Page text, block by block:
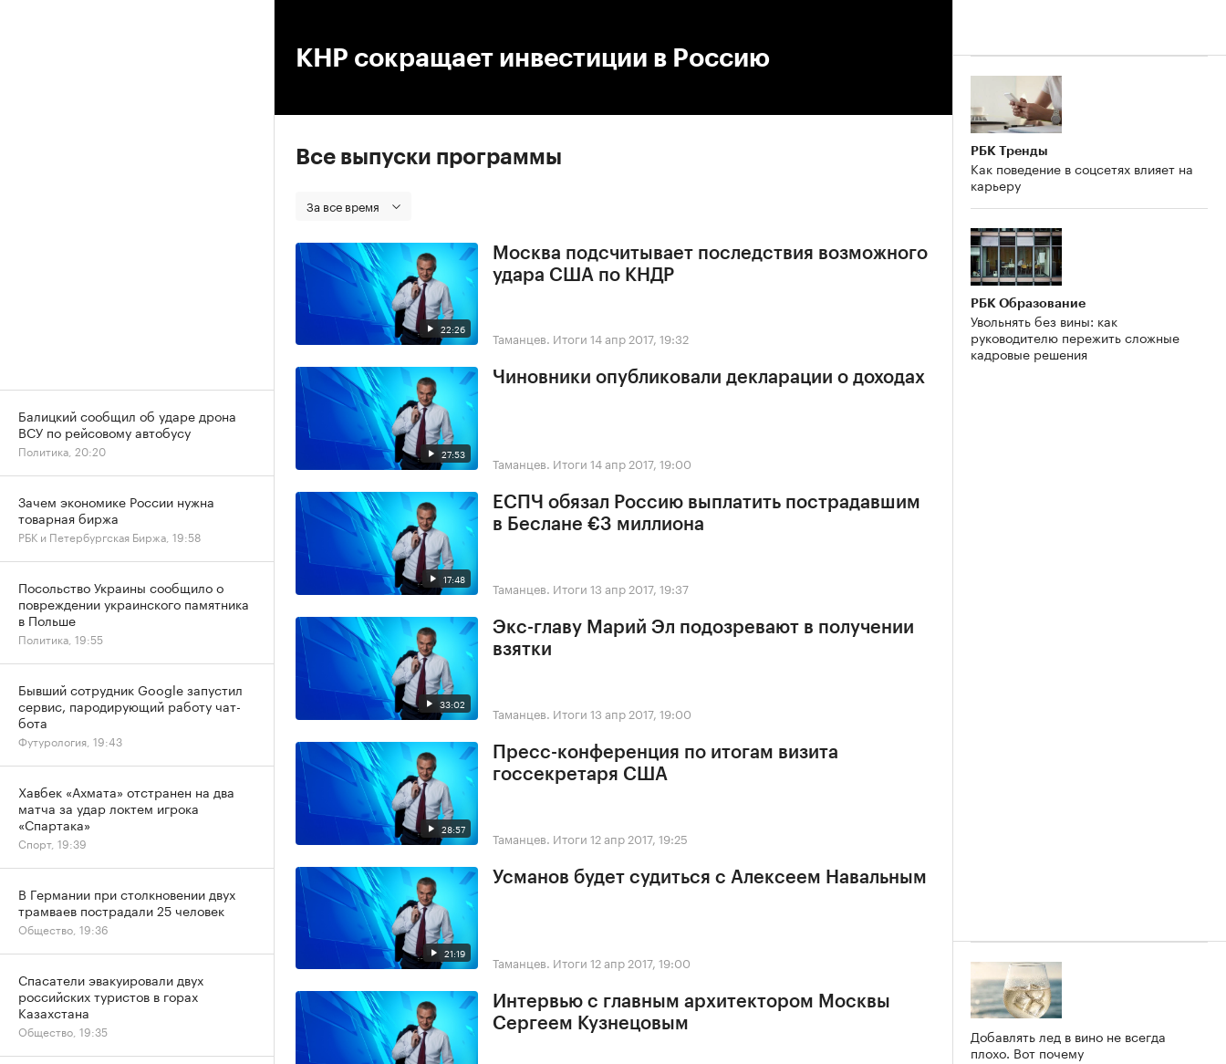
КНР сокращает инвестиции в Россию
Все выпуски программы
За все время
22:26
Москва подсчитывает последствия возможного
удара США по КНДР
Таманцев. Итоги 14 апр 2017, 19:32
27:53
Чиновники опубликовали декларации о доходах
Таманцев. Итоги 14 апр 2017, 19:00
17:48
ЕСПЧ обязал Россию выплатить пострадавшим
в Беслане €3 миллиона
Таманцев. Итоги 13 апр 2017, 19:37
33:02
Экс-главу Марий Эл подозревают в получении
взятки
Таманцев. Итоги 13 апр 2017, 19:00
28:57
Пресс-конференция по итогам визита
госсекретаря США
Таманцев. Итоги 12 апр 2017, 19:25
21:19
Усманов будет судиться с Алексеем Навальным
Таманцев. Итоги 12 апр 2017, 19:00
Интервью с главным архитектором Москвы
Сергеем Кузнецовым
РБК Тренды
Как поведение в соцсетях влияет на
карьеру
РБК Образование
Увольнять без вины: как
руководителю пережить сложные
кадровые решения
Добавлять лед в вино не всегда
плохо. Вот почему
Балицкий сообщил об ударе дрона
ВСУ по рейсовому автобусу
Политика, 20:20
Зачем экономике России нужна
товарная биржа
РБК и Петербургская Биржа, 19:58
Посольство Украины сообщило о
повреждении украинского памятника
в Польше
Политика, 19:55
Бывший сотрудник Google запустил
сервис, пародирующий работу чат-
бота
Футурология, 19:43
Хавбек «Ахмата» отстранен на два
матча за удар локтем игрока
«Спартака»
Спорт, 19:39
В Германии при столкновении двух
трамваев пострадали 25 человек
Общество, 19:36
Спасатели эвакуировали двух
российских туристов в горах
Казахстана
Общество, 19:35